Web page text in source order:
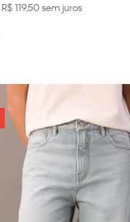
R$119,50sem juros